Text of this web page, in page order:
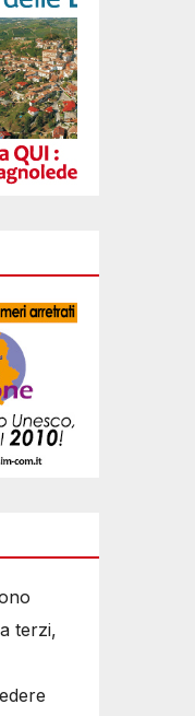
terzi,